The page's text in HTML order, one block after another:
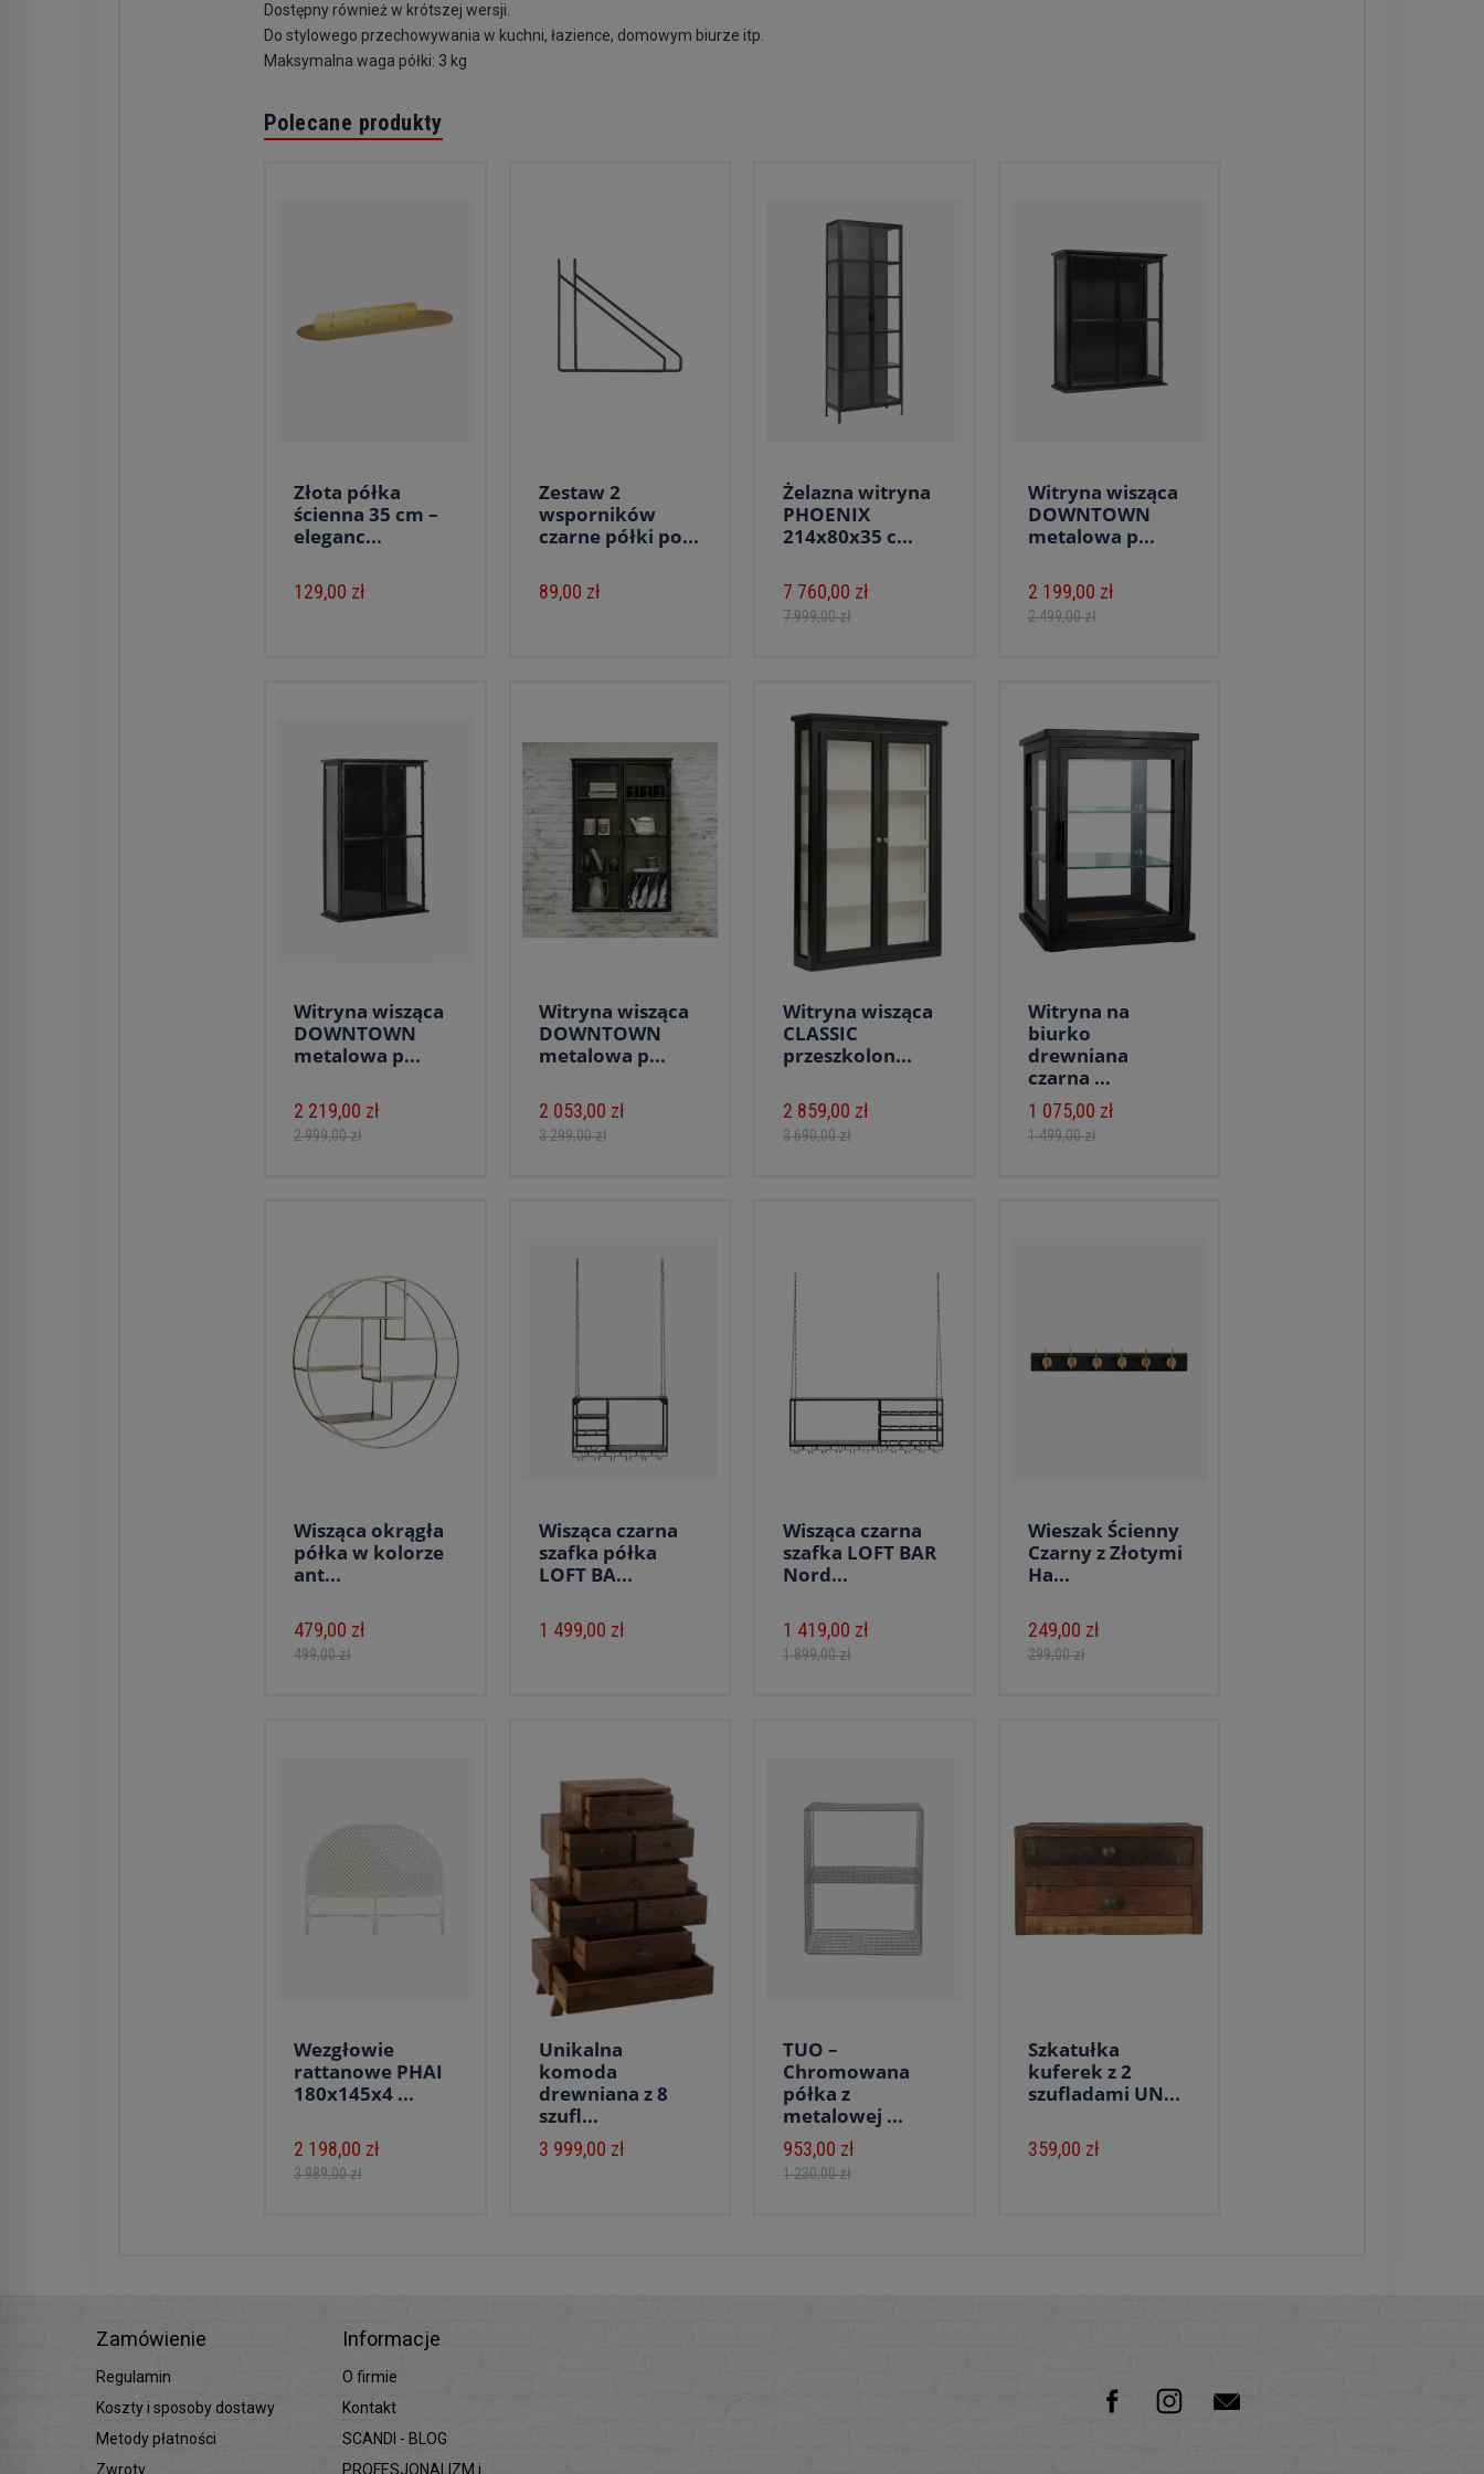
Dostępny również w krótszej wersji.
Do stylowego przechowywania w kuchni, łazience, domowym biurze itp.
Maksymalna waga półki: 3 kg
Polecane produkty
Złota półka
ścienna 35 cm –
eleganc...
129,00 zł
Zestaw 2
wsporników
czarne półki po...
89,00 zł
Żelazna witryna
PHOENIX
214x80x35 c...
7 760,00 zł
7 999,00 zł
Witryna wisząca
DOWNTOWN
metalowa p...
2 199,00 zł
2 499,00 zł
Witryna wisząca
DOWNTOWN
metalowa p...
2 219,00 zł
2 999,00 zł
Witryna wisząca
DOWNTOWN
metalowa p...
2 053,00 zł
3 299,00 zł
Witryna wisząca
CLASSIC
przeszkolon...
2 859,00 zł
3 690,00 zł
Witryna na
biurko
drewniana
czarna ...
1 075,00 zł
1 499,00 zł
Wisząca okrągła
półka w kolorze
ant...
479,00 zł
499,00 zł
Wisząca czarna
szafka półka
LOFT BA...
1 499,00 zł
Wisząca czarna
szafka LOFT BAR
Nord...
1 419,00 zł
1 899,00 zł
Wieszak Ścienny
Czarny z Złotymi
Ha...
249,00 zł
299,00 zł
Wezgłowie
rattanowe PHAI
180x145x4 ...
2 198,00 zł
3 989,00 zł
Unikalna
komoda
drewniana z 8
szufl...
3 999,00 zł
TUO –
Chromowana
półka z
metalowej ...
953,00 zł
1 230,00 zł
Szkatułka
kuferek z 2
szufladami UN...
359,00 zł
Zamówienie
Regulamin
Koszty i sposoby dostawy
Metody płatności
Zwroty
Informacje
O firmie
Kontakt
SCANDI - BLOG
PROFESJONALIZM i